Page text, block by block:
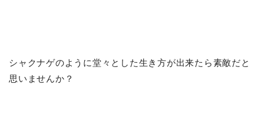
シャクナゲのように堂々とした生き方が出来たら素敵だと
思いませんか？